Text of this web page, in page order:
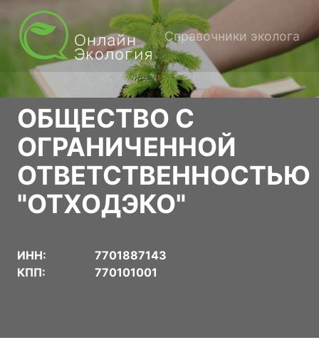
Справочники эколога
ОБЩЕСТВО С
ОГРАНИЧЕННОЙ
ОТВЕТСТВЕННОСТЬЮ
"ОТХОДЭКО"
ИНН:
7701887143
КПП:
770101001